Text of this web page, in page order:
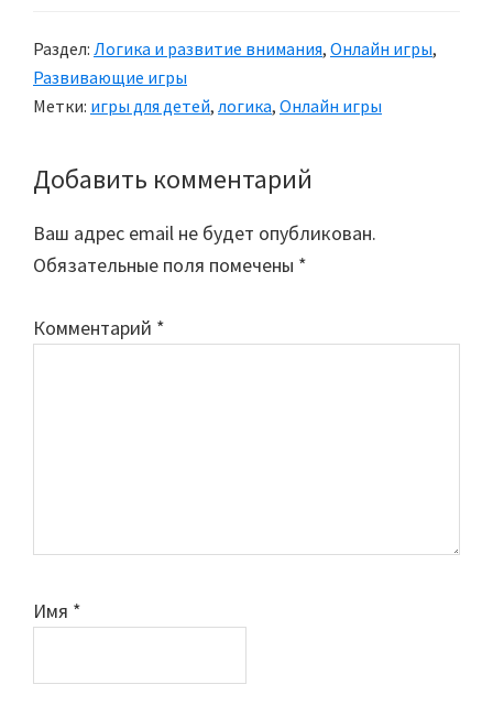
Раздел: Логика и развитие внимания, Онлайн игры,
Развивающие игры
Метки: игры для детей, логика, Онлайн игры
Reader
Interactions
Добавить комментарий
Ваш адрес email не будет опубликован.
Обязательные поля помечены *
Комментарий *
Имя *